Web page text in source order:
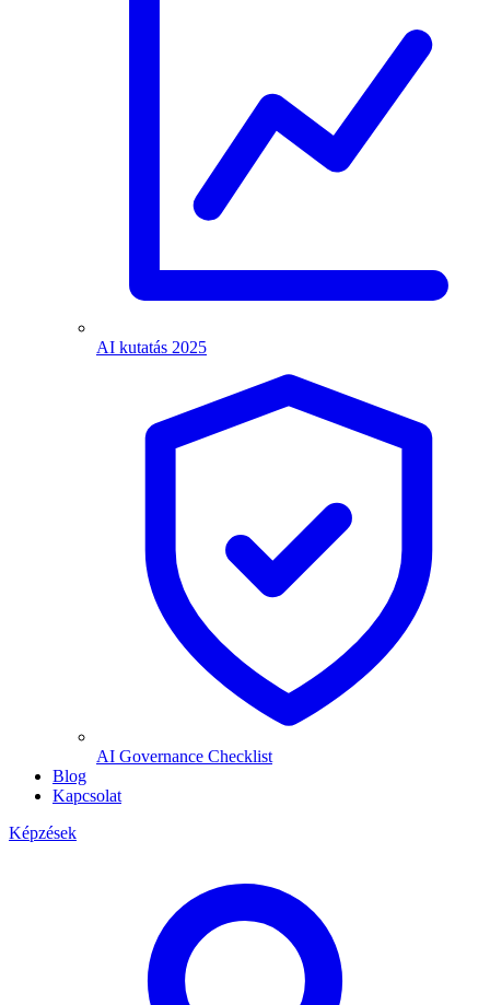
AI kutatás 2025
AI Governance Checklist
Blog
Kapcsolat
Képzések